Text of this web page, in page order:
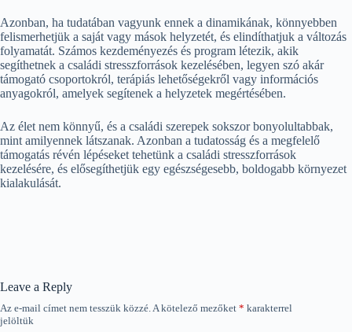
Azonban, ha tudatában vagyunk ennek a dinamikának, könnyebben
felismerhetjük a saját vagy mások helyzetét, és elindíthatjuk a változás
folyamatát. Számos kezdeményezés és program létezik, akik
segíthetnek a családi stresszforrások kezelésében, legyen szó akár
támogató csoportokról, terápiás lehetőségekről vagy információs
anyagokról, amelyek segítenek a helyzetek megértésében.
Az élet nem könnyű, és a családi szerepek sokszor bonyolultabbak,
mint amilyennek látszanak. Azonban a tudatosság és a megfelelő
támogatás révén lépéseket tehetünk a családi stresszforrások
kezelésére, és elősegíthetjük egy egészségesebb, boldogabb környezet
kialakulását.
Leave a Reply
Az e-mail címet nem tesszük közzé.A kötelező mezőket * karakterrel
jelöltük